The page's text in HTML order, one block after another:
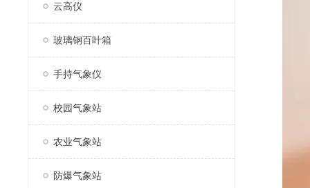
云高仪
玻璃钢百叶箱
手持气象仪
校园气象站
农业气象站
防爆气象站